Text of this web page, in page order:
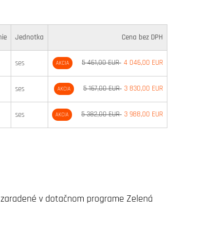
Jednotka Cena bez DPH
ses AKCIA 5 461,00 EUR 4 046,00 EUR
ses AKCIA 5 167,00 EUR 3 830,00 EUR
ses AKCIA 5 382,00 EUR 3 988,00 EUR
v dotačnom programe Zelená